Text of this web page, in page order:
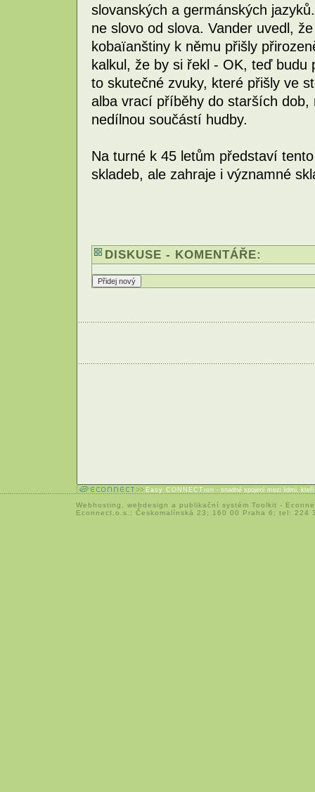
slovanských a germánských
ne slovo od slova. Vander uvedl,
kobaïanštiny k němu přišly
kalkul, že by si řekl - OK, teď
to skutečné zvuky, které přišly ve
alba vrací příběhy do starších
nedílnou součástí hudby.
Na turné k 45 letům představí
skladeb, ale zahraje i významné
DISKUSE - KOMENTÁŘE:
Easy CONNECTion - snadné spojení mezi lidmi,
Webhosting webdesign a publikační systém Toolkit -
Econnect,o.s.; Českomalínská 23; 160 00 Praha 6; tel: 224